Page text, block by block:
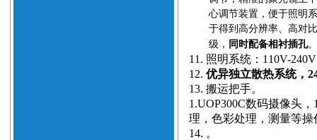
心调节装置，便于照明
于得到高分辨率、高对
级， 同时配备相衬插孔。
11. 照明系统：110V-
12. 优异独立散热系统，
13. 搬运把手。
1.UOP300C数码摄像头
理， 色彩处理，测量等操
14. 。